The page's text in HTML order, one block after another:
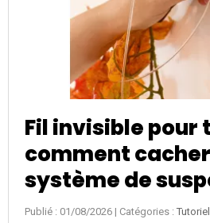
Fil invisible pour
comment
système de
Publié : 01/08/2026 | Catégories :